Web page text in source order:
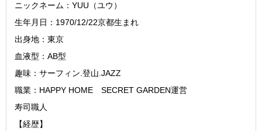
ニックネーム：YUU（ユウ）
生年月日：1970/12/22京都生まれ
出身地：東京
血液型：AB型
趣味：サーフィン.登山.JAZZ
職業：HAPPY HOME SECRET GARDEN運営
寿司職人
【経歴】